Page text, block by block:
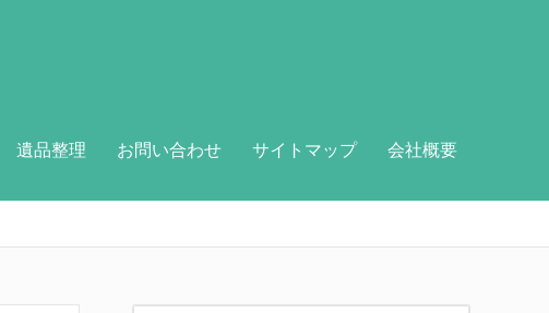
遺品整理 お問い合わせ サイトマップ 会社概要